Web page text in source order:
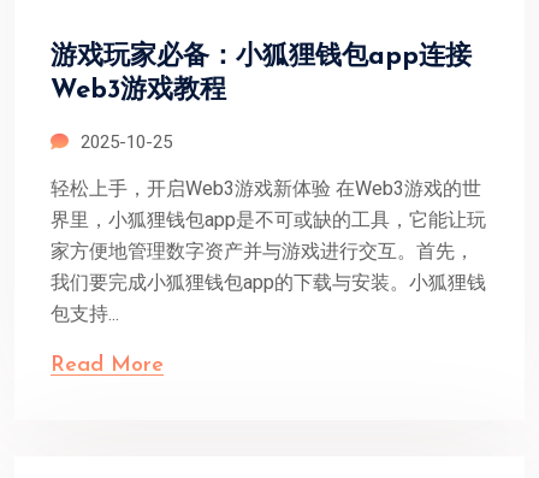
游戏玩家必备：小狐狸钱包app连接
Web3游戏教程
2025-10-25
轻松上手，开启Web3游戏新体验 在Web3游戏的世
界里，小狐狸钱包app是不可或缺的工具，它能让玩
家方便地管理数字资产并与游戏进行交互。首先，
我们要完成小狐狸钱包app的下载与安装。小狐狸钱
包支持...
Read More